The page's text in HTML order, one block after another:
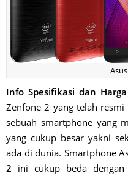
Info Spesifikasi dan
Zenfone 2 yang telah
sebuah smartphone yang
yang cukup besar yakni
ada di dunia. Smartphone
2 ini cukup beda